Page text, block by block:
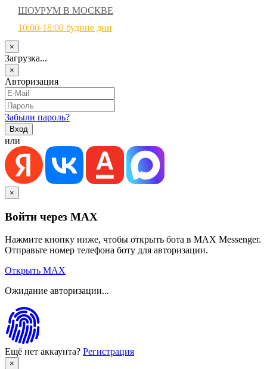
ШОУРУМ В МОСКВЕ
10:00-18:00 будние дни
×
Загрузка...
×
Авторизация
Забыли пароль?
или
×
Войти через MAX
Нажмите кнопку ниже, чтобы открыть бота в MAX Messenger.
Отправьте номер телефона боту для авторизации.
Открыть MAX
Ожидание авторизации...
Ещё нет аккаунта? Регистрация
×